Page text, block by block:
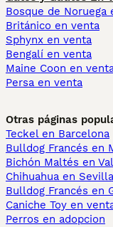
Bosque de Noruega
Británico en venta
Sphynx en venta
Bengalí en venta
Maine Coon en
Persa en venta
Otras páginas
Teckel en Barcelona
Bulldog Francés en
Bichón Maltés en
Chihuahua en Sevilla
Bulldog Francés en
Caniche Toy en
Perros en adopcion